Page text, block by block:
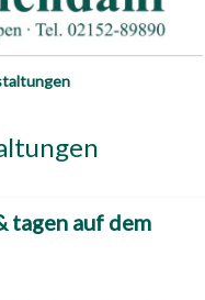
tagen auf dem